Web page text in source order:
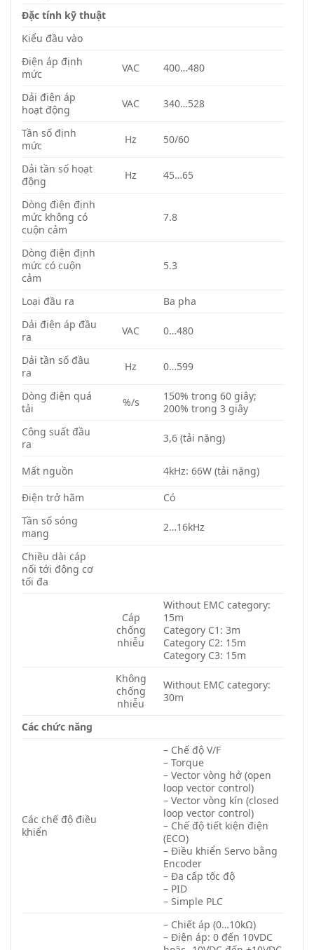
Đặc tính kỹ thuật
Kiểu đầu vào
Điện áp định
mức
VAC 400…480
Dải điện áp
hoạt động
VAC 340…528
Tần số định
mức
Hz 50/60
Dải tần số hoạt
động
Hz 45…65
Dòng điện định
mức không có
cuộn cảm
7.8
Dòng điện định
mức có cuộn
cảm
5.3
Loại đầu ra
Ba pha
Dải điện áp đầu
ra
VAC 0…480
Dải tần số đầu
ra
Hz 0…599
Dòng điện quá
tải
%/s
150% trong 60 giây;
200% trong 3 giây
Công suất đầu
ra
3,6 (tải nặng)
Mất nguồn
4kHz: 66W (tải nặng)
Điện trở hãm
Có
Tần số sóng
mang
2…16kHz
Chiều dài cáp
nối tới động cơ
tối đa
Cáp
chống
nhiễu
Without EMC category:
15m
Category C1: 3m
Category C2: 15m
Category C3: 15m
Không
chống
nhiễu
Without EMC category:
30m
Các chức năng
Các chế độ điều
khiển
– Chế độ V/F
– Torque
– Vector vòng hở (open
loop vector control)
– Vector vòng kín (closed
loop vector control)
– Chế độ tiết kiện điện
(ECO)
– Điều khiển Servo bằng
Encoder
– Đa cấp tốc độ
– PID
– Simple PLC
– Chiết áp (0…10kΩ)
– Điện áp: 0 đến 10VDC